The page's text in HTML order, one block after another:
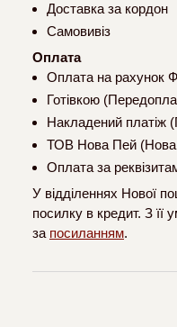
Доставка за кордон
Самовивіз
Оплата
Оплата на рахунок
Готівкою
Накладений платіж
ТОВ Нова Пей
Оплата за
У відділеннях Нової
посилку в кредит. З
за посиланням.